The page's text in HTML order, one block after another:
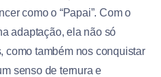
como o “Papai”. Com o
adaptação, ela não só
como também nos conquistar
senso de ternura e